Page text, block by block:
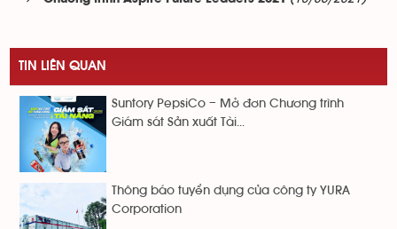
TIN LIÊN QUAN
Suntory PepsiCo – Mở đơn Chương trình
Giám sát Sản xuất Tài...
Thông báo tuyển dụng của công ty YURA
Corporation